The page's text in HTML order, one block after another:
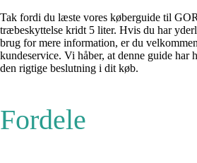
Tak fordi du læste vores køberguide til
træbeskyttelse kridt 5 liter. Hvis du har
brug for mere information, er du
kundeservice. Vi håber, at denne guide har
den rigtige beslutning i dit køb.
Fordele